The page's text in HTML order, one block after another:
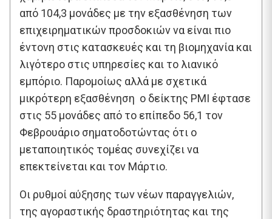
από 104,3 μονάδες με την εξασθένηση των
επιχειρηματικών προσδοκιών να είναι πιο
έντονη στις κατασκευές και τη βιομηχανία και
λιγότερο στις υπηρεσίες και το λιανικό
εμπόριο. Παρομοίως αλλά με σχετικά
μικρότερη εξασθένηση ο δείκτης PMI έφτασε
στις 55 μονάδες από το επίπεδο 56,1 τον
Φεβρουάριο σηματοδοτώντας ότι ο
μεταποιητικός τομέας συνεχίζει να
επεκτείνεται και τον Μάρτιο.
Οι ρυθμοί αύξησης των νέων παραγγελιών,
της αγοραστικής δραστηριότητας και της